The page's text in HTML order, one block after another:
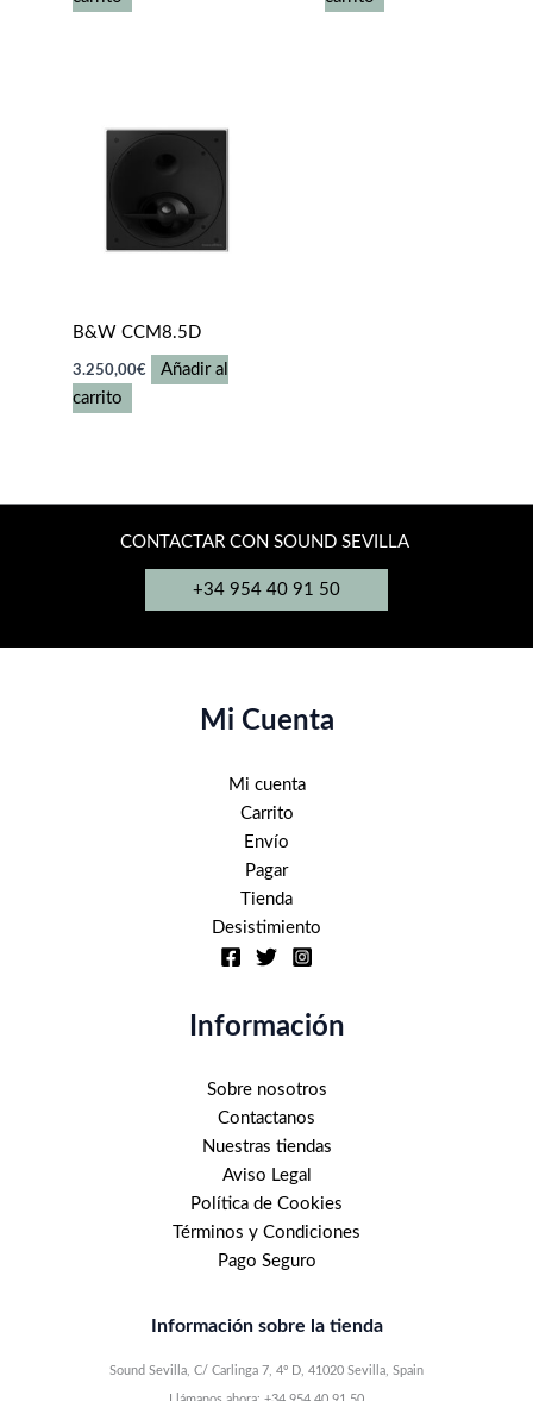
B&W CCM8.5D
3.250,00€
Añadir al
carrito
CONTACTAR CON SOUND SEVILLA
+34 954 40 91 50
Mi Cuenta
Mi cuenta
Carrito
Envío
Pagar
Tienda
Desistimiento
Información
Sobre nosotros
Contactanos
Nuestras tiendas
Aviso Legal
Política de Cookies
Términos y Condiciones
Pago Seguro
Información sobre la tienda
Sound Sevilla, C/ Carlinga 7, 4º D, 41020 Sevilla, Spain